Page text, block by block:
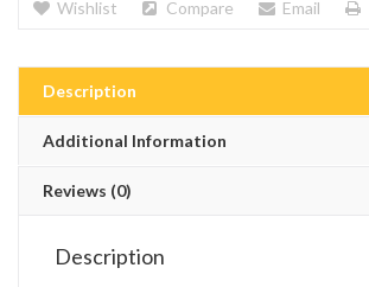
Wishlist Compare Email
Description
Additional Information
Reviews (0)
Description